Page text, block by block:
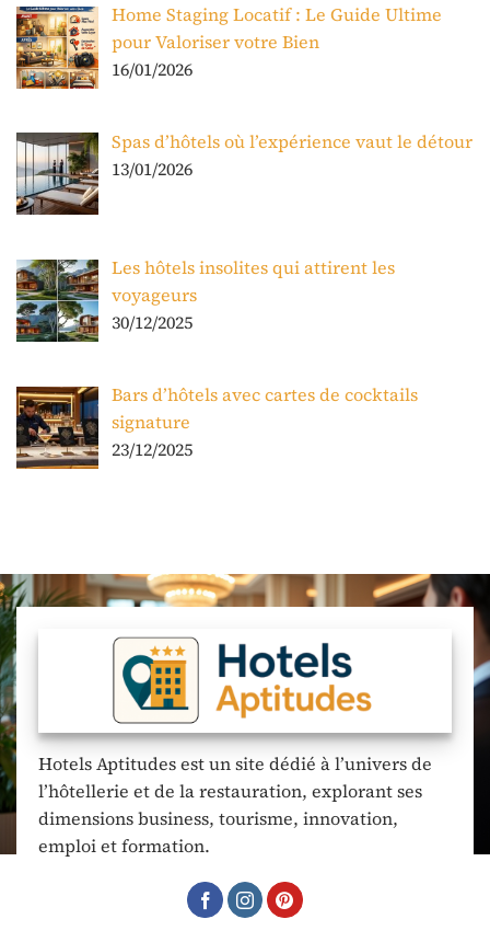
Home Staging Locatif : Le Guide Ultime
pour Valoriser votre Bien
16/01/2026
Spas d’hôtels où l’expérience vaut le détour
13/01/2026
Les hôtels insolites qui attirent les
voyageurs
30/12/2025
Bars d’hôtels avec cartes de cocktails
signature
23/12/2025
Hotels Aptitudes est un site dédié à l’univers de
l’hôtellerie et de la restauration, explorant ses
dimensions business, tourisme, innovation,
emploi et formation.